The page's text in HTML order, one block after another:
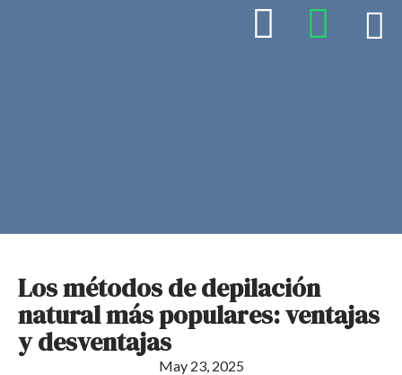
Los métodos de depilación
natural más populares: ventajas
y desventajas
May 23, 2025